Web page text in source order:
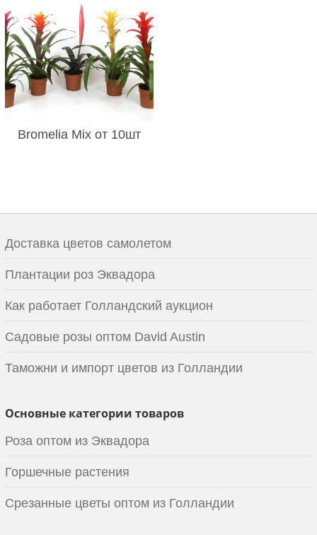
Bromelia Mix от 10шт
Доставка цветов самолетом
Плантации роз Эквадора
Как работает Голландский аукцион
Садовые розы оптом David Austin
Таможни и импорт цветов из Голландии
Основные категории товаров
Роза оптом из Эквадора
Горшечные растения
Срезанные цветы оптом из Голландии